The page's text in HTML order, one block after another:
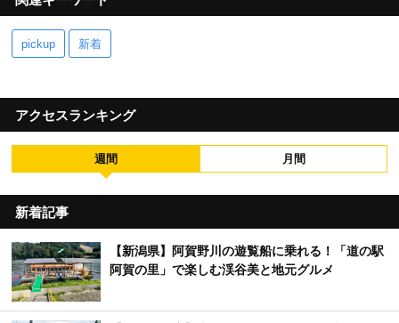
pickup 新着
アクセスランキング
週間 月間
新着記事
【新潟県】阿賀野川の遊覧船に乗れる！「道の駅
阿賀の里」で楽しむ渓谷美と地元グルメ